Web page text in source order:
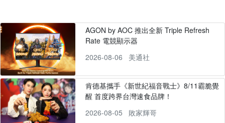
AGON by AOC 推出全新 Triple Refresh
Rate 電競顯示器
2026-08-06
美通社
肯德基攜手《新世紀福音戰士》8/11霸脆覺
醒 首度跨界台灣速食品牌！
2026-08-05
敗家輝哥